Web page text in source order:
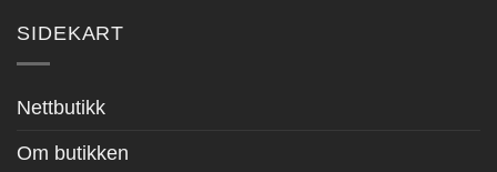
SIDEKART
Nettbutikk
Om butikken